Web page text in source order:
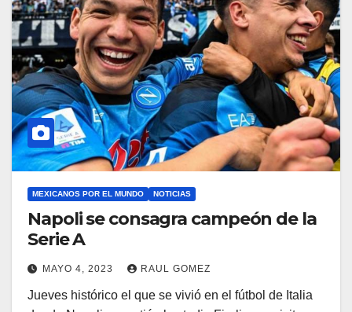
MEXICANOS POR EL MUNDO NOTICIAS
Napoli se consagra campeón de la
Serie A
MAYO 4, 2023 RAUL GOMEZ
Jueves histórico el que se vivió en el fútbol de Italia